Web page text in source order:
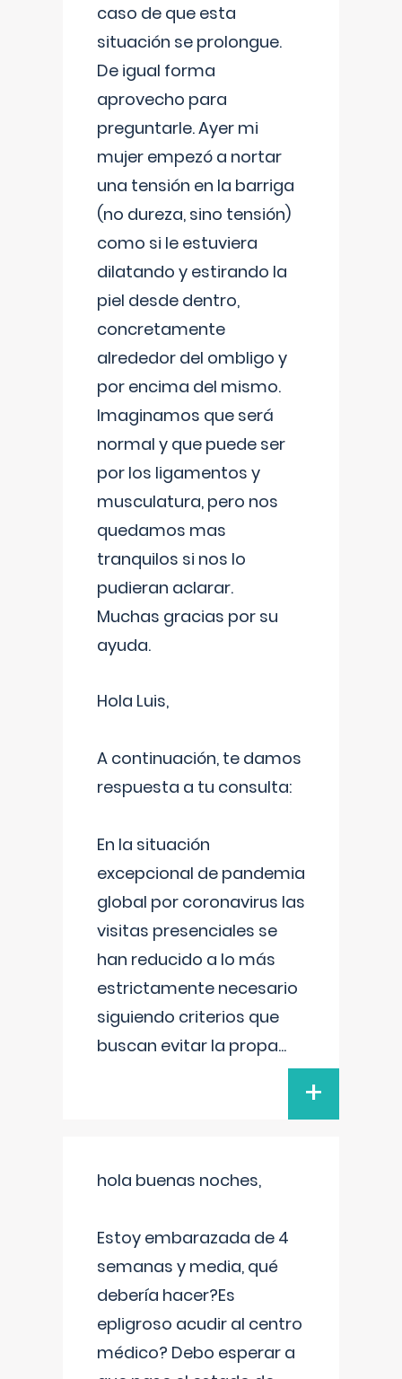
caso de que esta
situación se prolongue.
De igual forma
aprovecho para
preguntarle. Ayer mi
mujer empezó a nortar
una tensión en la barriga
(no dureza, sino tensión)
como si le estuviera
dilatando y estirando la
piel desde dentro,
concretamente
alrededor del ombligo y
por encima del mismo.
Imaginamos que será
normal y que puede ser
por los ligamentos y
musculatura, pero nos
quedamos mas
tranquilos si nos lo
pudieran aclarar.
Muchas gracias por su
ayuda.
Hola Luis,
A continuación, te damos
respuesta a tu consulta:
En la situación
excepcional de pandemia
global por coronavirus las
visitas presenciales se
han reducido a lo más
estrictamente necesario
siguiendo criterios que
buscan evitar la propa...
+
hola buenas noches,
Estoy embarazada de 4
semanas y media, qué
debería hacer?Es
epligroso acudir al centro
médico? Debo esperar a